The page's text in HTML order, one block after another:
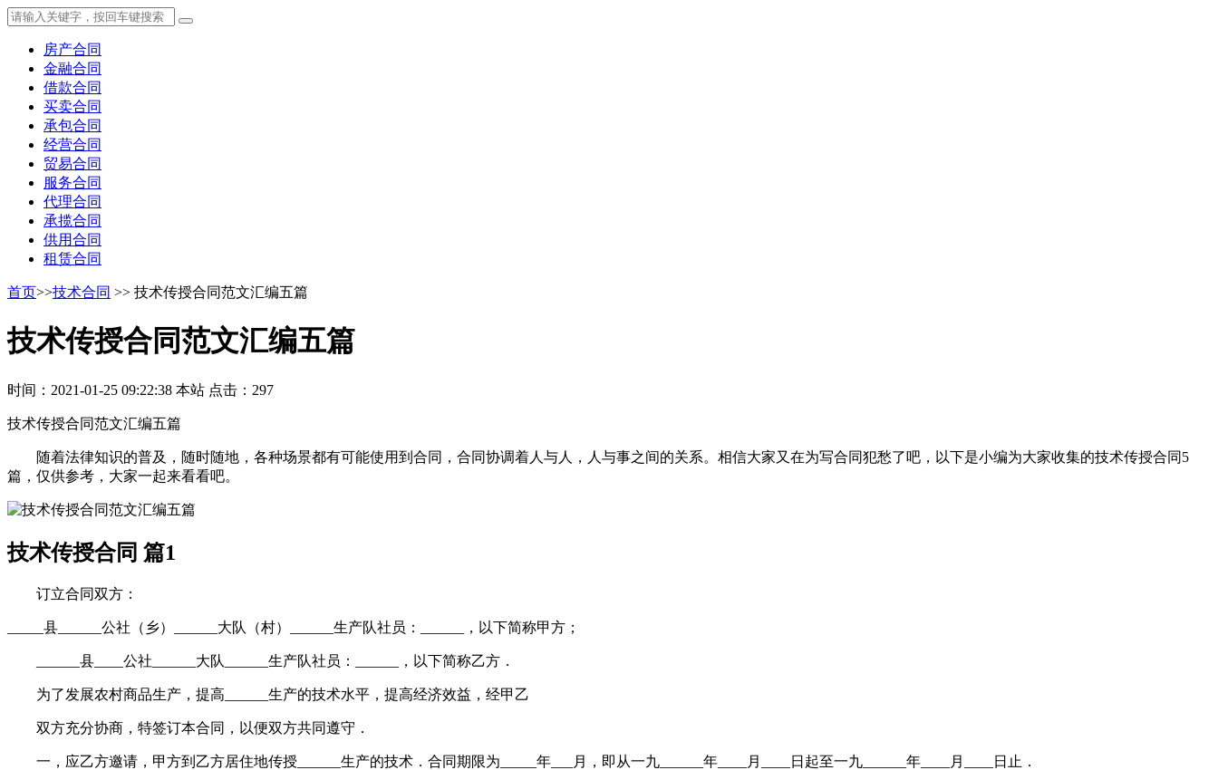
房产合同
金融合同
借款合同
买卖合同
承包合同
经营合同
贸易合同
服务合同
代理合同
承揽合同
供用合同
租赁合同
首页>>技术合同 >> 技术传授合同范文汇编五篇
技术传授合同范文汇编五篇
时间：2021-01-25 09:22:38 本站 点击：297
技术传授合同范文汇编五篇
随着法律知识的普及，随时随地，各种场景都有可能使用到合同，合同协调着人与人，人与事之间的关系。相信大家又在为写合同犯愁了吧，以下是小编为大家收集的技术传授合同5
篇，仅供参考，大家一起来看看吧。
技术传授合同 篇1
订立合同双方：
_____县______公社（乡）______大队（村）______生产队社员：______，以下简称甲方；
______县____公社______大队______生产队社员：______，以下简称乙方．
为了发展农村商品生产，提高______生产的技术水平，提高经济效益，经甲乙
双方充分协商，特签订本合同，以便双方共同遵守．
一，应乙方邀请，甲方到乙方居住地传授______生产的技术．合同期限为_____年___月，即从一九______年____月____日起至一九______年____月____日止．